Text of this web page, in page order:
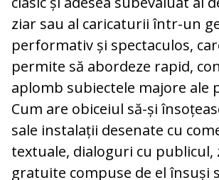
ziar sau al caricaturii într-un
performativ și spectaculos,
permite să abordeze rapid,
aplomb subiectele majore ale
Cum are obiceiul să-și
sale instalații desenate cu
textuale, dialoguri cu publicul,
gratuite compuse de el însuși